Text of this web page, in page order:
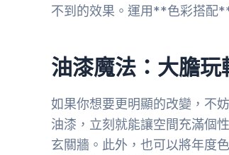
不到的效果。運用**色彩搭配
油漆魔法：大膽
如果你想要更明顯的改變，不
油漆，立刻就能讓空間充滿個
玄關牆。此外，也可以將年度